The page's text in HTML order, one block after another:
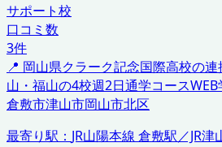
サポート校
口コミ数
3件
📍 岡山県クラーク記念国際高校の連
山・福山の4校週2日通学コース
倉敷市津山市岡山市北区
最寄り駅： JR山陽本線 倉敷駅／JR津